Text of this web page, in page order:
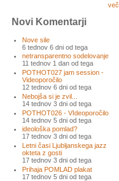
več
Novi Komentarji
Nove sile
6 tednov 6 dni od tega
netransparentno sodelovanje
11 tednov 1 dan od tega
POTHOT027 jam session -
Videoporočilo
12 tednov 6 dni od tega
Nebojša si je zvil...
14 tednov 3 dni od tega
POTHOT026 - VIdeoporočilo
14 tednov 5 dni od tega
ideološka pomlad?
17 tednov 3 dni od tega
Letni časi Ljubljanskega jazz
okteta z gosti
17 tednov 3 dni od tega
Prihaja POMLAD plakat
17 tednov 5 dni od tega